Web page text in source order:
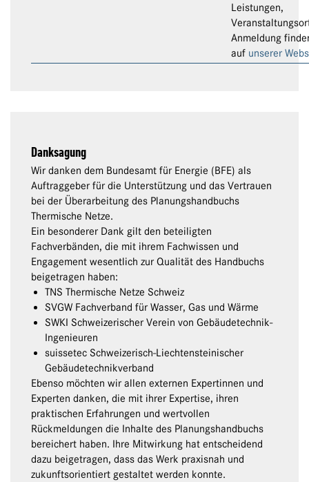
Leistungen,
Anmeldung
auf unserer
Danksagung
Wir danken dem Bundesamt für Energie (BFE) als
Auftraggeber für die Unterstützung und das Vertrauen
bei der Überarbeitung des Planungshandbuchs
Thermische Netze.
Ein besonderer Dank gilt den beteiligten
Fachverbänden, die mit ihrem Fachwissen und
Engagement wesentlich zur Qualität des Handbuchs
beigetragen haben:
TNS Thermische Netze Schweiz
SVGW Fachverband für Wasser, Gas und Wärme
SWKI Schweizerischer Verein von Gebäudetechnik-
Ingenieuren
suissetec Schweizerisch-Liechtensteinischer
Gebäudetechnikverband
Ebenso möchten wir allen externen Expertinnen und
Experten danken, die mit ihrer Expertise, ihren
praktischen Erfahrungen und wertvollen
Rückmeldungen die Inhalte des Planungshandbuchs
bereichert haben. Ihre Mitwirkung hat entscheidend
dazu beigetragen, dass das Werk praxisnah und
zukunftsorientiert gestaltet werden konnte.